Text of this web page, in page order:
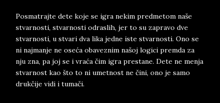
Posmatrajte dete koje se igra nekim predmetom naše
stvarnosti, stvarnosti odraslih, jer to su zapravo dve
stvarnosti, u stvari dva lika jedne iste stvarnosti. Ono se
ni najmanje ne oseća obaveznim našoj logici premda za
nju zna, pa joj se i vraća čim igra prestane. Dete ne menja
stvarnost kao što to ni umetnost ne čini, ono je samo
drukčije vidi i tumači.